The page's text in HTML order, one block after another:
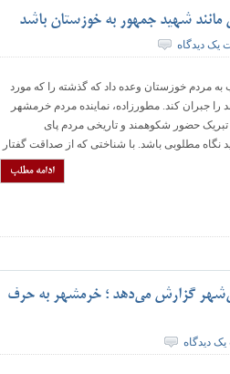
مانند شهید جمهور به خوزستان باشد
یک دیدگاه
مردم خوزستان وعده داد که گذشته را که مورد
جبران کند. مطورزاده، نماینده مردم خرمشهر
تبریک حضور شکوهمند و تاریخی مردم پای
نگاه مطلوبی باشد. با شناختی که از صداقت گفتار
ادامه مطلب
گزارش می‌دهد ؛ خرمشهر به حرف
دیدگاه